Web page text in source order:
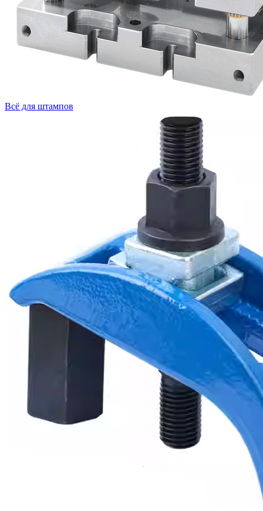
Всё для штампов